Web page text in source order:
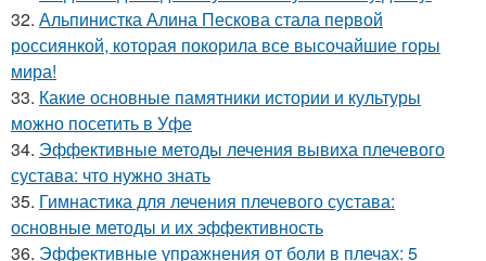
32. Альпинистка Алина Пескова стала первой
россиянкой, которая покорила все высочайшие горы
мира!
33. Какие основные памятники истории и культуры
можно посетить в Уфе
34. Эффективные методы лечения вывиха плечевого
сустава: что нужно знать
35. Гимнастика для лечения плечевого сустава:
основные методы и их эффективность
36. Эффективные упражнения от боли в плечах: 5